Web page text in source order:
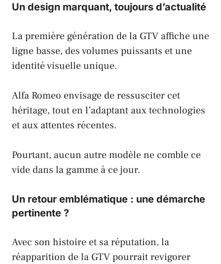
Un design marquant, toujours d’actualité
La première génération de la GTV affiche une
ligne basse, des volumes puissants et une
identité visuelle unique.
Alfa Romeo envisage de ressusciter cet
héritage, tout en l’adaptant aux technologies
et aux attentes récentes.
Pourtant, aucun autre modèle ne comble ce
vide dans la gamme à ce jour.
Un retour emblématique : une démarche
pertinente ?
Avec son histoire et sa réputation, la
réapparition de la GTV pourrait revigorer